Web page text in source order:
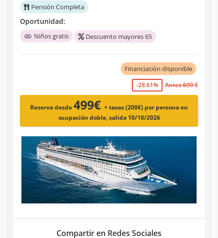
Pensión Completa
Oportunidad:
Niños gratis Descuento mayores 65
Financiación disponible
-28.61% Antes 699 €
Reserva desde499€ + tasas (200€) por persona en
ocupación doble, salida 10/10/2026
Compartir en Redes Sociales